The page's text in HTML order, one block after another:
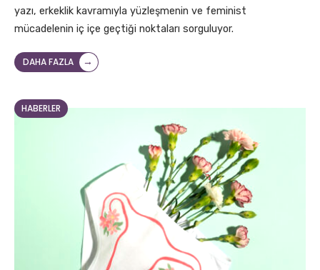
yazı, erkeklik kavramıyla yüzleşmenin ve feminist
mücadelenin iç içe geçtiği noktaları sorguluyor.
DAHA FAZLA →
HABERLER